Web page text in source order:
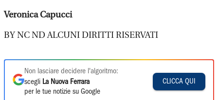
Veronica Capucci
BY NC ND ALCUNI DIRITTI RISERVATI
Non lasciare decidere l'algoritmo:
scegli La Nuova Ferrara
per le tue notizie su Google
CLICCA QUI